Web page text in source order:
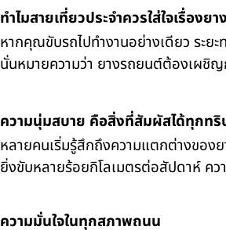
ทำไมสายเที่ยวประจำควรใส่ใจเรื่องย
หากคุณขับรถไปทำงานอย่างเดียว ระย
นั่นหมายความว่า ยางรถยนต์ต้องเผชิ
ความนุ่มสบาย คือสิ่งที่สัมผัสได้ทุกทริ
หลายคนเริ่มรู้สึกถึงความแตกต่างของ
ยิ่งขับหลายร้อยกิโลเมตรต่อสัปดาห์ คว
ความมั่นใจในทุกสภาพถนน